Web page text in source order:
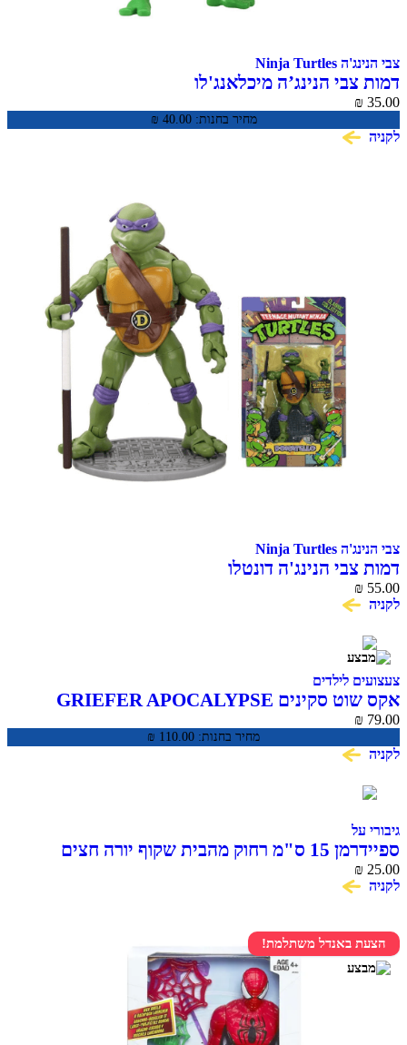
צבי הנינג'ה Ninja Turtles
דמות צבי הנינג’ה מיכלאנג'לו
מחיר בחנות: ₪ 40.00
₪ 35.00
לקניה
צבי הנינג'ה Ninja Turtles
דמות צבי הנינג'ה דונטלו
₪ 55.00
לקניה
צעצועים לילדים
אקס שוט סקינים GRIEFER APOCALYPSE
מחיר בחנות: ₪ 110.00
₪ 79.00
לקניה
גיבורי על
ספיידרמן 15 ס"מ רחוק מהבית שקוף יורה חצים
SPIDER MAN
₪ 25.00
לקניה
הצעת באנדל משתלמת!